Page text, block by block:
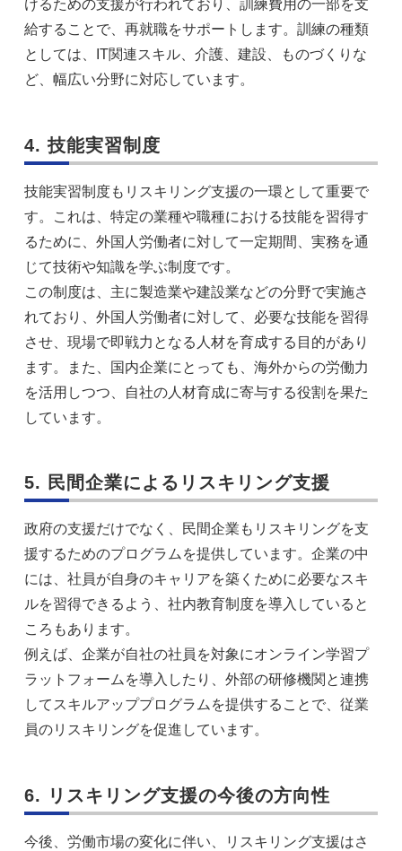
けるための支援が行われており、訓練費用の一部を支
給することで、再就職をサポートします。訓練の種類
としては、IT関連スキル、介護、建設、ものづくりな
ど、幅広い分野に対応しています。
4. 技能実習制度
技能実習制度もリスキリング支援の一環として重要で
す。これは、特定の業種や職種における技能を習得す
るために、外国人労働者に対して一定期間、実務を通
じて技術や知識を学ぶ制度です。
この制度は、主に製造業や建設業などの分野で実施さ
れており、外国人労働者に対して、必要な技能を習得
させ、現場で即戦力となる人材を育成する目的があり
ます。また、国内企業にとっても、海外からの労働力
を活用しつつ、自社の人材育成に寄与する役割を果た
しています。
5. 民間企業によるリスキリング支援
政府の支援だけでなく、民間企業もリスキリングを支
援するためのプログラムを提供しています。企業の中
には、社員が自身のキャリアを築くために必要なスキ
ルを習得できるよう、社内教育制度を導入していると
ころもあります。
例えば、企業が自社の社員を対象にオンライン学習プ
ラットフォームを導入したり、外部の研修機関と連携
してスキルアッププログラムを提供することで、従業
員のリスキリングを促進しています。
6. リスキリング支援の今後の方向性
今後、労働市場の変化に伴い、リスキリング支援はさ